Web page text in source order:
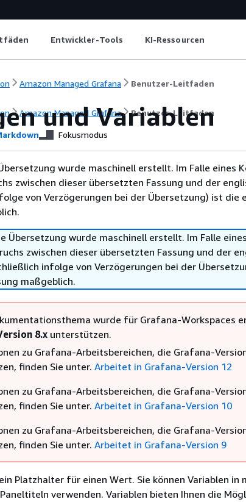
Entwickler-Tools KI-Ressourcen
Amazon Managed Grafana Benutzer-Leitfaden
Amazon Managed Grafana Benutzer-Leitfaden
und Variablen
Fokusmodus
wurde maschinell erstellt. Im Falle eines
zwischen dieser übersetzten Fassung und der
von Verzögerungen bei der Übersetzung) ist die
Übersetzung wurde maschinell erstellt. Im Falle
zwischen dieser übersetzten Fassung und der
infolge von Verzögerungen bei der
maßgeblich.
wurde für Grafana-Workspaces
8.x unterstützen.
zu Grafana-Arbeitsbereichen, die Grafana-
finden Sie unter. Arbeitet in Grafana-Version 12
zu Grafana-Arbeitsbereichen, die Grafana-
finden Sie unter. Arbeitet in Grafana-Version 10
zu Grafana-Arbeitsbereichen, die Grafana-
finden Sie unter. Arbeitet in Grafana-Version 9
Platzhalter für einen Wert. Sie können Variablen in
verwenden. Variablen bieten Ihnen die